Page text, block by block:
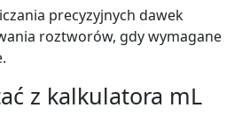
precyzyjnych dawek
roztworów, gdy wymagane
z kalkulatora mL